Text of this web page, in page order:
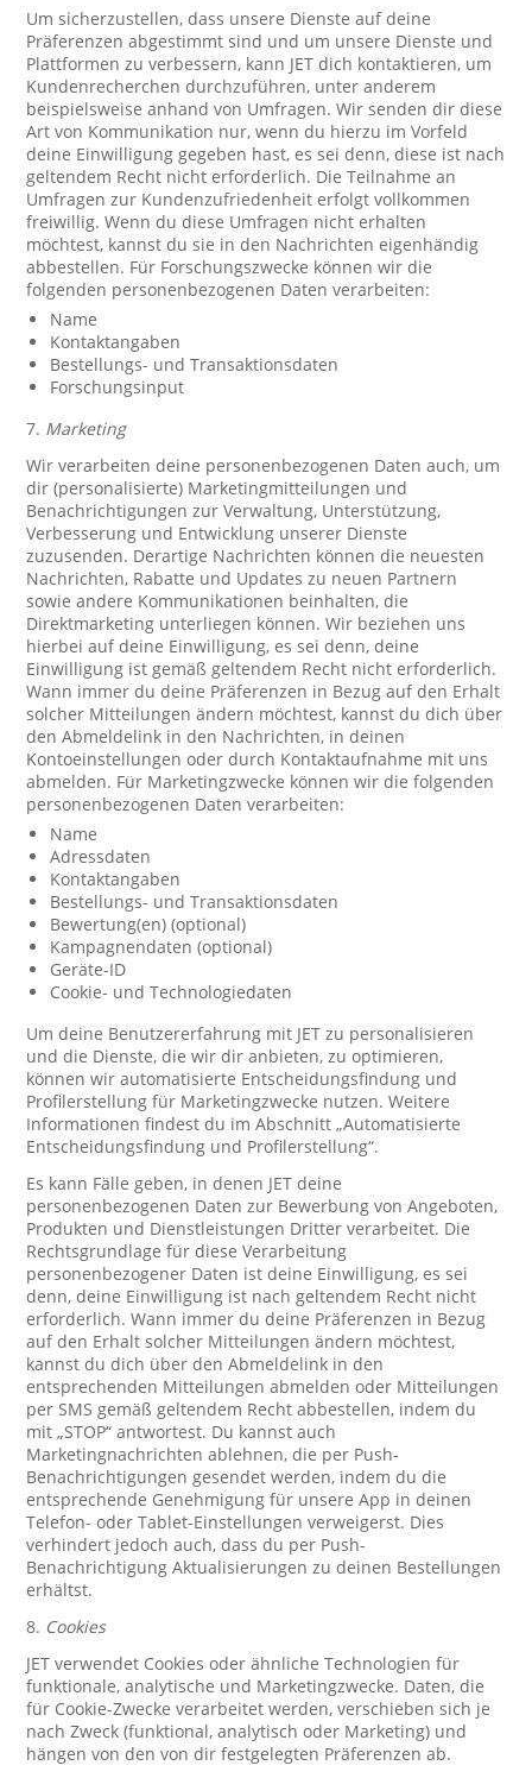
Um sicherzustellen, dass unsere Dienste auf deine
Präferenzen abgestimmt sind und um unsere Dienste und
Plattformen zu verbessern, kann JET dich kontaktieren, um
Kundenrecherchen durchzuführen, unter anderem
beispielsweise anhand von Umfragen. Wir senden dir diese
Art von Kommunikation nur, wenn du hierzu im Vorfeld
deine Einwilligung gegeben hast, es sei denn, diese ist nach
geltendem Recht nicht erforderlich. Die Teilnahme an
Umfragen zur Kundenzufriedenheit erfolgt vollkommen
freiwillig. Wenn du diese Umfragen nicht erhalten
möchtest, kannst du sie in den Nachrichten eigenhändig
abbestellen. Für Forschungszwecke können wir die
folgenden personenbezogenen Daten verarbeiten:
Name
Kontaktangaben
Bestellungs- und Transaktionsdaten
Forschungsinput
7. Marketing
Wir verarbeiten deine personenbezogenen Daten auch, um
dir (personalisierte) Marketingmitteilungen und
Benachrichtigungen zur Verwaltung, Unterstützung,
Verbesserung und Entwicklung unserer Dienste
zuzusenden. Derartige Nachrichten können die neuesten
Nachrichten, Rabatte und Updates zu neuen Partnern
sowie andere Kommunikationen beinhalten, die
Direktmarketing unterliegen können. Wir beziehen uns
hierbei auf deine Einwilligung, es sei denn, deine
Einwilligung ist gemäß geltendem Recht nicht erforderlich.
Wann immer du deine Präferenzen in Bezug auf den Erhalt
solcher Mitteilungen ändern möchtest, kannst du dich über
den Abmeldelink in den Nachrichten, in deinen
Kontoeinstellungen oder durch Kontaktaufnahme mit uns
abmelden. Für Marketingzwecke können wir die folgenden
personenbezogenen Daten verarbeiten:
Name
Adressdaten
Kontaktangaben
Bestellungs- und Transaktionsdaten
Bewertung(en) (optional)
Kampagnendaten (optional)
Geräte-ID
Cookie- und Technologiedaten
Um deine Benutzererfahrung mit JET zu personalisieren
und die Dienste, die wir dir anbieten, zu optimieren,
können wir automatisierte Entscheidungsfindung und
Profilerstellung für Marketingzwecke nutzen. Weitere
Informationen findest du im Abschnitt „Automatisierte
Entscheidungsfindung und Profilerstellung“.
Es kann Fälle geben, in denen JET deine
personenbezogenen Daten zur Bewerbung von Angeboten,
Produkten und Dienstleistungen Dritter verarbeitet. Die
Rechtsgrundlage für diese Verarbeitung
personenbezogener Daten ist deine Einwilligung, es sei
denn, deine Einwilligung ist nach geltendem Recht nicht
erforderlich. Wann immer du deine Präferenzen in Bezug
auf den Erhalt solcher Mitteilungen ändern möchtest,
kannst du dich über den Abmeldelink in den
entsprechenden Mitteilungen abmelden oder Mitteilungen
per SMS gemäß geltendem Recht abbestellen, indem du
mit „STOP“ antwortest. Du kannst auch
Marketingnachrichten ablehnen, die per Push-
Benachrichtigungen gesendet werden, indem du die
entsprechende Genehmigung für unsere App in deinen
Telefon- oder Tablet-Einstellungen verweigerst. Dies
verhindert jedoch auch, dass du per Push-
Benachrichtigung Aktualisierungen zu deinen Bestellungen
erhältst.
8. Cookies
JET verwendet Cookies oder ähnliche Technologien für
funktionale, analytische und Marketingzwecke. Daten, die
für Cookie-Zwecke verarbeitet werden, verschieben sich je
nach Zweck (funktional, analytisch oder Marketing) und
hängen von den von dir festgelegten Präferenzen ab.